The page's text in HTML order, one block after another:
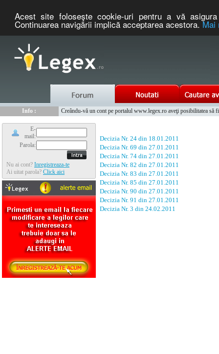
Acest site foloseşte cookie-uri pentru a vă
Continuarea navigării implică acceptarea acestora.Mai
Info :
Creându-vă un cont pe portalul www.legex.ro aveţi posibilitatea să
E-
mail:
Parola:
Nu ai cont? Inregistreaza-te
Ai uitat parola? Click aici
Decizia Nr. 24 din 18.01.2011
Decizia Nr. 69 din 27.01.2011
Decizia Nr. 74 din 27.01.2011
Decizia Nr. 82 din 27.01.2011
Decizia Nr. 83 din 27.01.2011
Decizia Nr. 85 din 27.01.2011
Decizia Nr. 90 din 27.01.2011
Decizia Nr. 91 din 27.01.2011
Decizia Nr. 3 din 24.02.2011